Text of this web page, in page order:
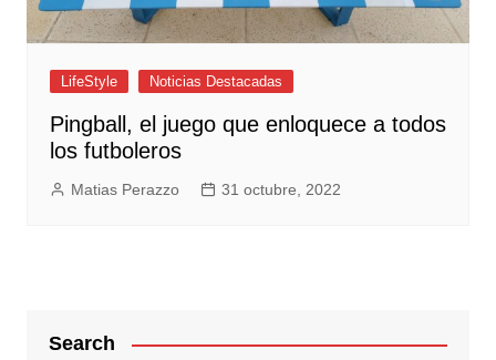
LifeStyle Noticias Destacadas
Pingball, el juego que enloquece a todos
los futboleros
Matias Perazzo 31 octubre, 2022
Search